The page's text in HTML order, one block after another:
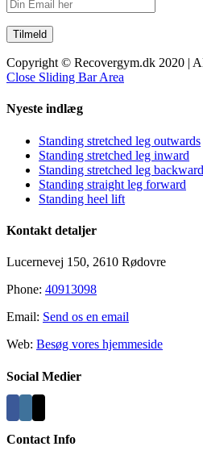
Copyright © Recovergym.dk 2020 |
Close Sliding Bar Area
Nyeste indlæg
Standing stretched leg outwards
Standing stretched leg inward
Standing stretched leg
Standing straight leg forward
Standing heel lift
Kontakt detaljer
Lucernevej 150, 2610 Rødovre
Phone: 40913098
Email: Send os en email
Web: Besøg vores hjemmeside
Social Medier
Contact Info